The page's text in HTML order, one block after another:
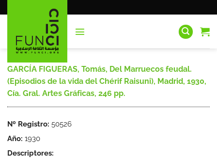
al
GARCÍA FIGUERAS, Tomás, Del Marruecos feudal.
(Episodios de la vida del Chérif Raisuni), Madrid, 1930,
Cía. Gral. Artes Gráficas, 246 pp.
Nº Registro: 50526
Año: 1930
Descriptores: